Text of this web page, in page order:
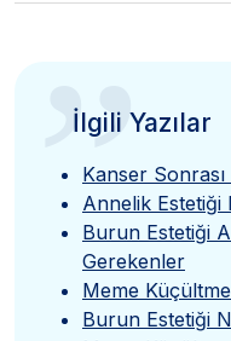
”
İlgili Yazılar
Kanser Sonrası
Annelik Estetiği
Burun Estetiği
Gerekenler
Meme
Burun Estetiği